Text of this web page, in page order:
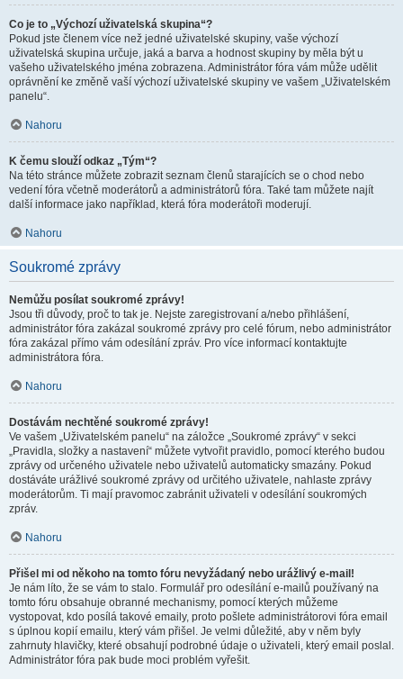
Co je to „Výchozí uživatelská skupina“?
Pokud jste členem více než jedné uživatelské skupiny, vaše výchozí
uživatelská skupina určuje, jaká a barva a hodnost skupiny by měla být u
vašeho uživatelského jména zobrazena. Administrátor fóra vám může udělit
oprávnění ke změně vaší výchozí uživatelské skupiny ve vašem „Uživatelském
panelu“.
Nahoru
K čemu slouží odkaz „Tým“?
Na této stránce můžete zobrazit seznam členů starajících se o chod nebo
vedení fóra včetně moderátorů a administrátorů fóra. Také tam můžete najít
další informace jako například, která fóra moderátoři moderují.
Nahoru
Soukromé zprávy
Nemůžu posílat soukromé zprávy!
Jsou tři důvody, proč to tak je. Nejste zaregistrovaní a/nebo přihlášení,
administrátor fóra zakázal soukromé zprávy pro celé fórum, nebo administrátor
fóra zakázal přímo vám odesílání zpráv. Pro více informací kontaktujte
administrátora fóra.
Nahoru
Dostávám nechtěné soukromé zprávy!
Ve vašem „Uživatelském panelu“ na záložce „Soukromé zprávy“ v sekci
„Pravidla, složky a nastavení“ můžete vytvořit pravidlo, pomocí kterého budou
zprávy od určeného uživatele nebo uživatelů automaticky smazány. Pokud
dostáváte urážlivé soukromé zprávy od určitého uživatele, nahlaste zprávy
moderátorům. Ti mají pravomoc zabránit uživateli v odesílání soukromých
zpráv.
Nahoru
Přišel mi od někoho na tomto fóru nevyžádaný nebo urážlivý e-mail!
Je nám líto, že se vám to stalo. Formulář pro odesílání e-mailů používaný na
tomto fóru obsahuje obranné mechanismy, pomocí kterých můžeme
vystopovat, kdo posílá takové emaily, proto pošlete administrátorovi fóra email
s úplnou kopií emailu, který vám přišel. Je velmi důležité, aby v něm byly
zahrnuty hlavičky, které obsahují podrobné údaje o uživateli, který email poslal.
Administrátor fóra pak bude moci problém vyřešit.